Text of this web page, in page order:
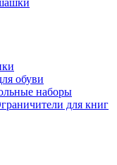
обуви
наборы
для книг